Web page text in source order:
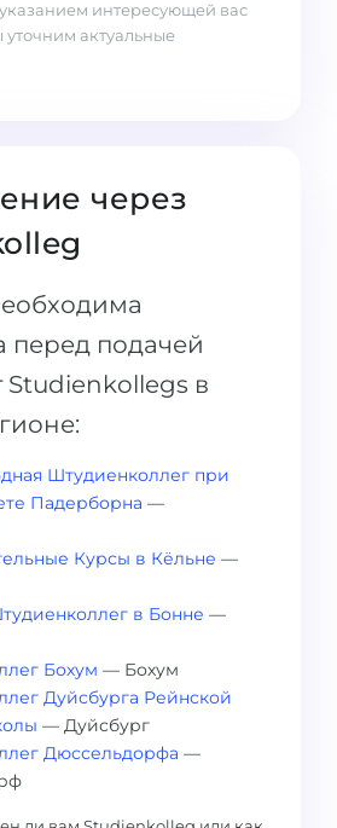
интересующей вас
актуальные
через
перед подачей
Studienkollegs в
Штудиенколлег при
Падерборна —
Курсы в Кёльне —
в Бонне —
Бохум — Бохум
Дуйсбурга Рейнской
— Дуйсбург
Дюссельдорфа —